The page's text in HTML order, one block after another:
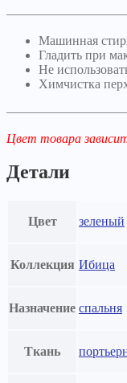
Машинная
Гладить при
Не
Химчистка
Цвет товара
Детали
Цвет зеленый
Коллекция Ибица
Назначение спальня
Ткань